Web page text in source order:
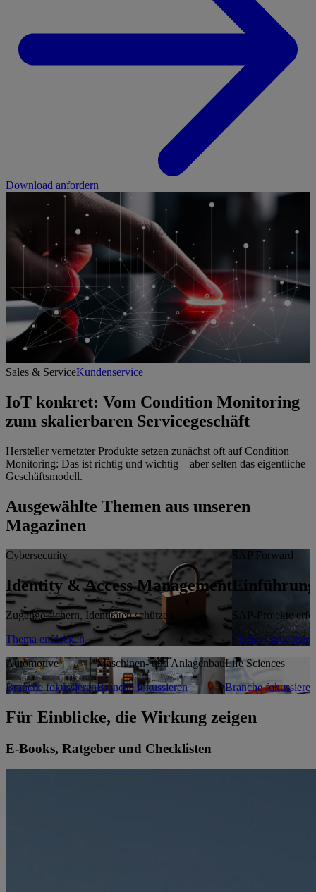
Download anfordern
Sales & ServiceKundenservice
IoT konkret: Vom Condition Monitoring
zum skalierbaren Servicegeschäft
Hersteller vernetzter Produkte setzen zunächst oft auf Condition
Monitoring: Das ist richtig und wichtig – aber selten das eigentliche
Geschäftsmodell.
Ausgewählte Themen aus unseren
Magazinen
Cybersecurity
Identity & Access Management
Zugänge sichern, Identitäten schützen.
Thema entdecken
SAP Forward
SAP-Projekte
Thema entdecken
Automotive
Branche fokussieren
Maschinen- und Anlagenbau
Branche fokussieren
Life Sciences
Branche fokussieren
Für Einblicke, die Wirkung zeigen
E-Books, Ratgeber und Checklisten